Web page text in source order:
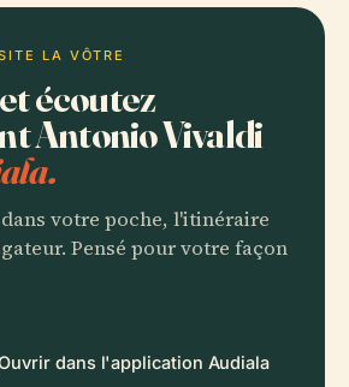
LA VÔTRE
écoutez
Antonio Vivaldi
votre poche, l'itinéraire
Pensé pour votre façon
dans l'application Audiala